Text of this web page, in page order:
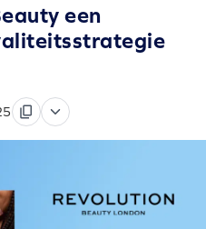
een